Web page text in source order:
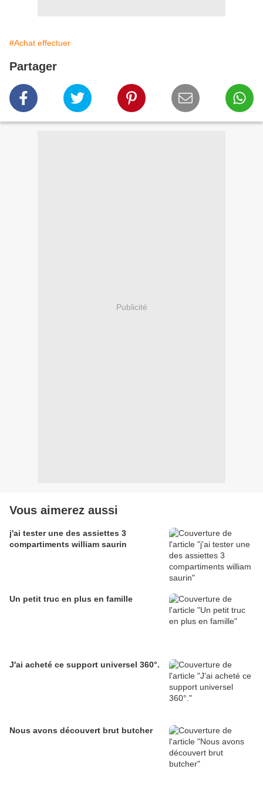
#Achat effectuer
Partager
Publicité
Vous aimerez aussi
j'ai tester une des assiettes 3
compartiments william saurin
Un petit truc en plus en famille
J'ai acheté ce support universel 360°.
Nous avons découvert brut butcher